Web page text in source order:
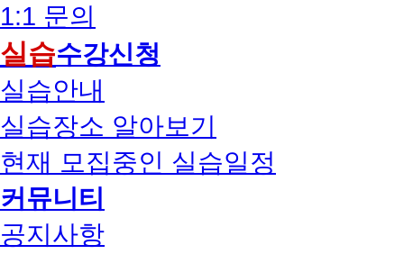
1:1 문의
실습수강신청
실습안내
실습장소 알아보기
현재 모집중인 실습일정
커뮤니티
공지사항